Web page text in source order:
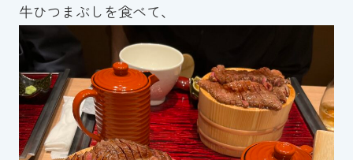
牛ひつまぶしを食べて、